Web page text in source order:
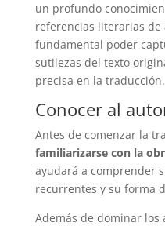
un profundo
referencias literarias de
fundamental poder
sutilezas del texto
precisa en la traducción.
Conocer al
Antes de comenzar la
familiarizarse con la
ayudará a comprender
recurrentes y su forma
Además de dominar los